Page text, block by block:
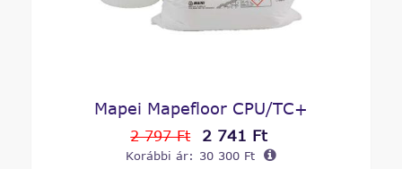
Mapei Mapefloor CPU/TC+
2 797 Ft 2 741 Ft
Korábbi ár: 30 300 Ft